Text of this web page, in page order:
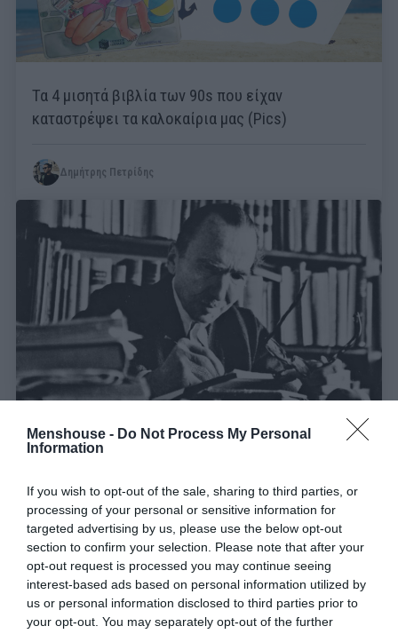
Menshouse - Do Not Process My Personal
Information
If you wish to opt-out of the sale, sharing to third parties, or
processing of your personal or sensitive information for
targeted advertising by us, please use the below opt-out
section to confirm your selection. Please note that after your
opt-out request is processed you may continue seeing
interest-based ads based on personal information utilized by
us or personal information disclosed to third parties prior to
your opt-out. You may separately opt-out of the further
Τα 4 μισητά βιβλία των 90s που είχαν
καταστρέψει τα καλοκαίρια μας (Pics)
Δημήτρης Πετρίδης
Νίκος Καζαντζάκης:Ο Τελευταίος συγγραφικός
Δημήτρης Πετρίδης